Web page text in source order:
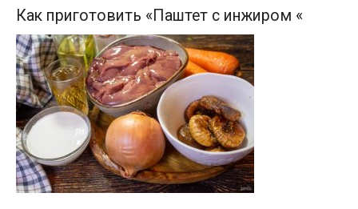
Как приготовить «Паштет с инжиром «